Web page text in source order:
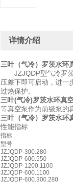
详情介绍
三叶（气冷）罗茨水环
JZJQDP型气冷罗茨
压差下即可启动，进一
过热保护。
三叶(气冷)罗茨水环真
等真空泵作为前级泵的
三叶（气冷）罗茨水环
性能指标
指标
型号
JZJQDP-300.280
JZJQDP-600.550
JZJQDP-1200.1100
JZJQDP-600.1100
JZJQDP-600.300.280